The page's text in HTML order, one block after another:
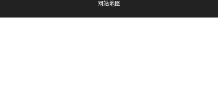
网站地图